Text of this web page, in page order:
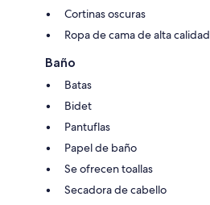
Cortinas oscuras
Ropa de cama de alta calidad
Baño
Batas
Bidet
Pantuflas
Papel de baño
Se ofrecen toallas
Secadora de cabello